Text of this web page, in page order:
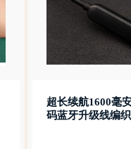
超长续航1600毫
码蓝牙升级线编